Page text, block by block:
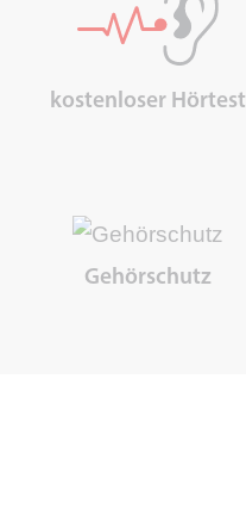
kostenloser Hörtest
Gehörschutz